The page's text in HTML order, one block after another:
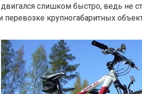
слишком быстро, ведь не
перевозке крупногабаритных